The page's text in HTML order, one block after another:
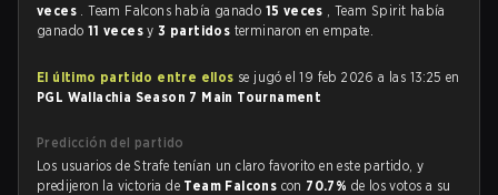
veces . Team Falcons había ganado 15 veces , Team Spirit había
ganado 11 vecesy3 partidos terminaron en empate.
El último partido entre ellos se jugó el 19 feb 2026 a las 13:25 en
PGL Wallachia Season 7 Main Tournament
Predicción del partido
Los usuarios de Strafe tenían un claro favorito en este partido, y
predijeron la victoria de Team Falcons con 70.7% de los votos a su